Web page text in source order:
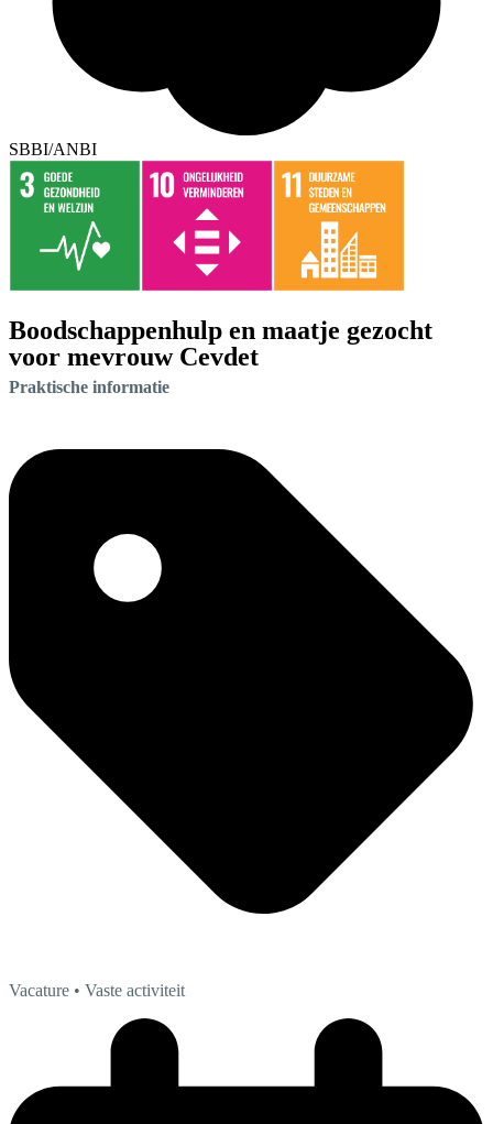
SBBI/ANBI
Boodschappenhulp en maatje gezocht
voor mevrouw Cevdet
Praktische informatie
Vacature • Vaste activiteit